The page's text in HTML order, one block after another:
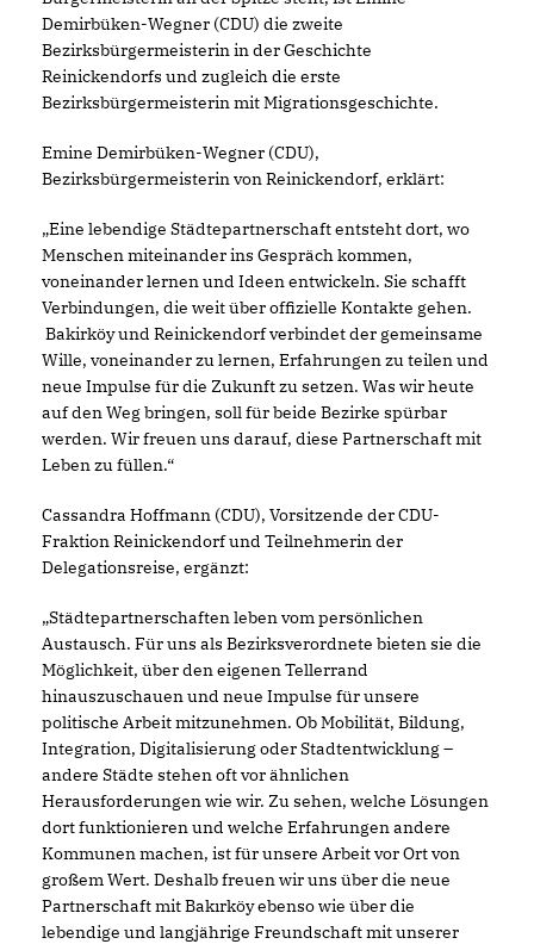
Demirbüken-Wegner (CDU) die zweite
Bezirksbürgermeisterin in der Geschichte
Reinickendorfs und zugleich die erste
Bezirksbürgermeisterin mit Migrationsgeschichte.
Emine Demirbüken-Wegner (CDU),
Bezirksbürgermeisterin von Reinickendorf, erklärt:
Eine lebendige Städtepartnerschaft entsteht dort, wo
Menschen miteinander ins Gespräch kommen,
voneinander lernen und Ideen entwickeln. Sie schafft
Verbindungen, die weit über offizielle Kontakte gehen.
Bakirköy und Reinickendorf verbindet der gemeinsame
Wille, voneinander zu lernen, Erfahrungen zu teilen und
neue Impulse für die Zukunft zu setzen. Was wir heute
auf den Weg bringen, soll für beide Bezirke spürbar
werden. Wir freuen uns darauf, diese Partnerschaft mit
Leben zu füllen.“
Cassandra Hoffmann (CDU), Vorsitzende der CDU-
Fraktion Reinickendorf und Teilnehmerin der
Delegationsreise, ergänzt:
Städtepartnerschaften leben vom persönlichen
Austausch. Für uns als Bezirksverordnete bieten sie die
Möglichkeit, über den eigenen Tellerrand
hinauszuschauen und neue Impulse für unsere
politische Arbeit mitzunehmen. Ob Mobilität, Bildung,
Integration, Digitalisierung oder Stadtentwicklung –
andere Städte stehen oft vor ähnlichen
Herausforderungen wie wir. Zu sehen, welche Lösungen
dort funktionieren und welche Erfahrungen andere
Kommunen machen, ist für unsere Arbeit vor Ort von
großem Wert. Deshalb freuen wir uns über die neue
Partnerschaft mit Bakırköy ebenso wie über die
lebendige und langjährige Freundschaft mit unserer